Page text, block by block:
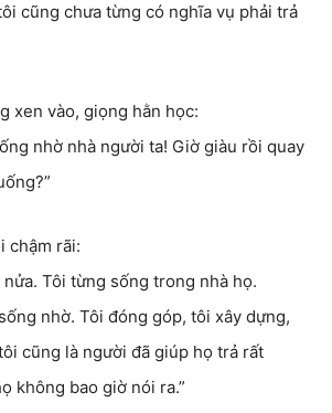
cũng chưa từng có nghĩa vụ phải trả
xen vào, giọng hằn học:
nhờ nhà người ta! Giờ giàu rồi quay
chậm rãi:
Tôi từng sống trong nhà họ.
nhờ. Tôi đóng góp, tôi xây dựng,
cũng là người đã giúp họ trả rất
không bao giờ nói ra.”